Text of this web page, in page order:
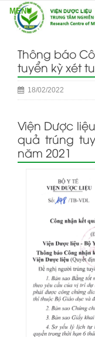
Thông báo
tuyển kỳ xét
18/02/2022
Viện Dược
quả trúng
năm 2021